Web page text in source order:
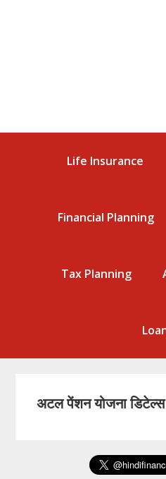
Life Insurance
Financial Planning
Tax Planning
अटल पेंशन योजना डिटेल्स